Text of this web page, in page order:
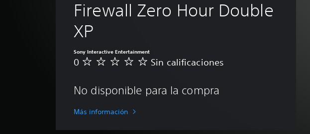
Firewall Zero Hour Double
XP
Sony Interactive Entertainment
S
c
l
f
0 Sin calificaciones
No disponible para la compra
Más información